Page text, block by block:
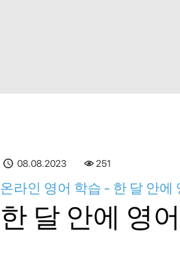
08.08.2023 251
온라인 영어 학습 - 한 달 안에
한 달 안에 영